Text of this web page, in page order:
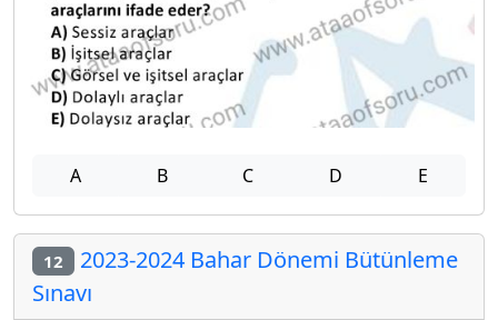
A B C D E
12 2023-2024 Bahar Dönemi Bütünleme
Sınavı